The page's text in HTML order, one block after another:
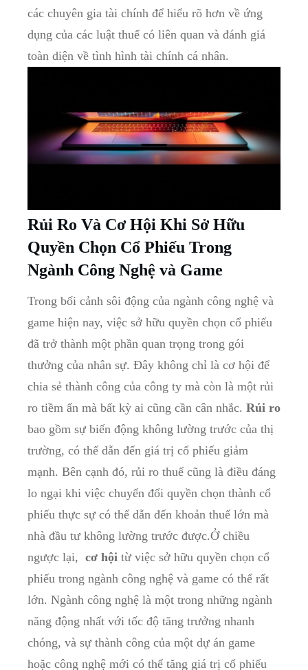
⁢các chuyên gia tài chính để hiểu rõ hơn về ứng
dụng của⁢ các luật thuế có‍ liên quan và đánh giá⁣
toàn diện⁢ về tình hình ⁣tài chính‌ cá nhân.
Rủi ‍Ro Và ⁤Cơ Hội Khi Sở⁤ Hữu
⁢Quyền​ Chọn Cổ Phiếu Trong
Ngành Công Nghệ và Game
Trong​ bối cảnh sôi động ‍của ngành công nghệ và
game hiện nay, việc ⁤sở hữu quyền⁤ chọn ‍cổ ⁢phiếu ​
đã trở thành ‌một phần ‌quan trọng ‍trong gói
thưởng‌ của ​nhân sự. Đây ⁢không chỉ là cơ hội để
chia sẻ thành công của công ty mà còn là ⁣một rủi
ro tiềm ẩn mà bất kỳ ​ai cũng cần ⁤cân nhắc. Rủi ro
bao gồm ​sự biến động không lường trước của⁣ thị
trường, có‍ thể dẫn đến giá trị cổ phiếu giảm
mạnh. Bên‌ cạnh đó, rủi ro thuế ‌cũng là điều​ đáng
⁢lo ngại khi việc chuyển đổi quyền chọn ‌thành‌ cổ
phiếu thực sự có thể dẫn đến khoản thuế lớn‍ mà
nhà đầu tư ⁤không lường trước được.Ở ‍chiều​
ngược lại, ⁣ cơ hội từ việc ⁣sở hữu quyền ‌chọn cổ
phiếu trong ngành công‌ nghệ và game có thể rất
lớn. Ngành công ‍nghệ là một⁣ trong‍ những ngành
năng động⁢ nhất với tốc độ ⁤tăng trưởng nhanh
⁢chóng, ⁢và ‌sự thành công của một dự⁣ án ​game
hoặc công nghệ mới có ⁣thể tăng giá trị ‍cổ phiếu